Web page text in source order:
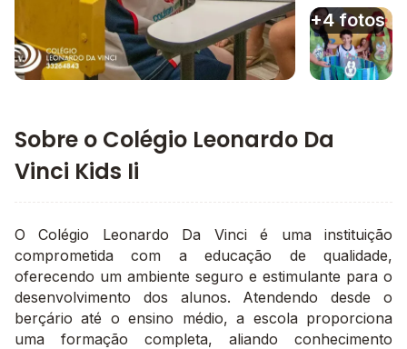
Imagem 3
+4 fotos
Sobre o Colégio Leonardo Da
Vinci Kids Ii
O Colégio Leonardo Da Vinci é uma instituição
comprometida com a educação de qualidade,
oferecendo um ambiente seguro e estimulante para o
desenvolvimento dos alunos. Atendendo desde o
berçário até o ensino médio, a escola proporciona
uma formação completa, aliando conhecimento